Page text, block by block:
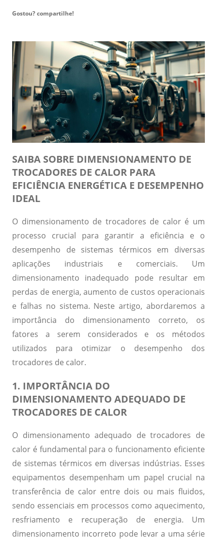
Gostou? compartilhe!
SAIBA SOBRE DIMENSIONAMENTO DE
TROCADORES DE CALOR PARA
EFICIÊNCIA ENERGÉTICA E DESEMPENHO
IDEAL
O dimensionamento de trocadores de calor é um
processo crucial para garantir a eficiência e o
desempenho de sistemas térmicos em diversas
aplicações industriais e comerciais. Um
dimensionamento inadequado pode resultar em
perdas de energia, aumento de custos operacionais
e falhas no sistema. Neste artigo, abordaremos a
importância do dimensionamento correto, os
fatores a serem considerados e os métodos
utilizados para otimizar o desempenho dos
trocadores de calor.
1. IMPORTÂNCIA DO
DIMENSIONAMENTO ADEQUADO DE
TROCADORES DE CALOR
O dimensionamento adequado de trocadores de
calor é fundamental para o funcionamento eficiente
de sistemas térmicos em diversas indústrias. Esses
equipamentos desempenham um papel crucial na
transferência de calor entre dois ou mais fluidos,
sendo essenciais em processos como aquecimento,
resfriamento e recuperação de energia. Um
dimensionamento incorreto pode levar a uma série